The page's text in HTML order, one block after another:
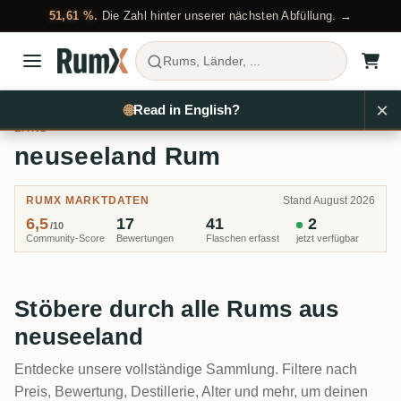
51,61 %. Die Zahl hinter unserer nächsten Abfüllung. →
Rums, Länder, ...
Länder neuseeland
LAND
neuseeland Rum
RUMX MARKTDATEN Stand August 2026
Community-Score
6,5/10
Bewertungen
17
Flaschen erfasst
41
jetzt verfügbar
2
Stöbere durch alle Rums aus
neuseeland
Entdecke unsere vollständige Sammlung. Filtere nach
Preis, Bewertung, Destillerie, Alter und mehr, um deinen
🌐Read in English? ×